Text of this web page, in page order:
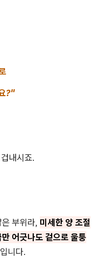
?"
내시죠.
부위라, 미세한 양 조절
어긋나도 겉으로 울퉁
입니다.